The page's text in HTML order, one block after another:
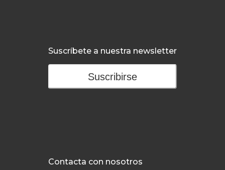
Suscríbete a nuestra newsletter
Suscribirse
Contacta con nosotros